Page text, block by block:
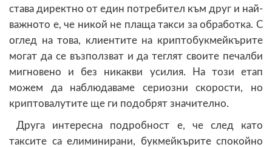
става директно от един потребител към друг и най-
важното е, че никой не плаща такси за обработка. С
оглед на това, клиентите на криптобукмейкърите
могат да се възползват и да теглят своите печалби
мигновено и без никакви усилия. На този етап
можем да наблюдаваме сериозни скорости, но
криптовалутите ще ги подобрят значително.
Друга интересна подробност е, че след като
таксите са елиминирани, букмейкърите спокойно